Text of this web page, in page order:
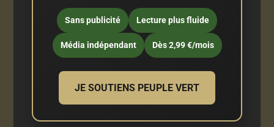
Sans publicité Lecture plus fluide
Média indépendant Dès 2,99 €/mois
JE SOUTIENS PEUPLE VERT